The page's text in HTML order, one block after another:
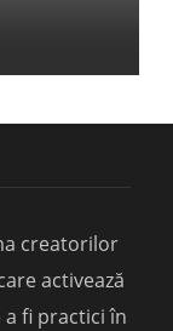
creatorilor
activează
a fi practici în